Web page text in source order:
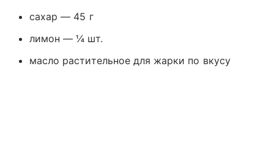
сахар — 45 г
лимон — ¼ шт.
масло растительное для жарки по вкусу